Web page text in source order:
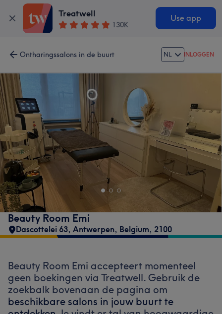
Treatwell
130K
Use app
Ontharingssalons in de buurt NL INLOGGEN
Beauty Room Emi
Dascottelei 63, Antwerpen, Belgium, 2100
Beauty Room Emi accepteert momenteel
geen boekingen via Treatwell. Gebruik de
zoekbalk bovenaan de pagina om
beschikbare salons in jouw buurt te